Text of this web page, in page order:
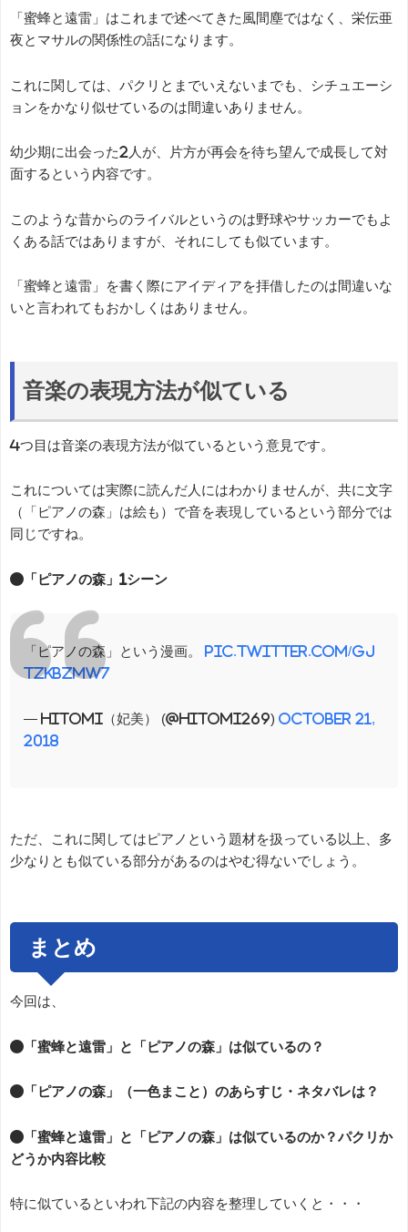
「蜜蜂と遠雷」はこれまで述べてきた風間塵ではなく、栄伝亜
夜とマサルの関係性の話になります。
これに関しては、パクリとまでいえないまでも、シチュエーシ
ョンをかなり似せているのは間違いありません。
幼少期に出会った2人が、片方が再会を待ち望んで成長して対
面するという内容です。
このような昔からのライバルというのは野球やサッカーでもよ
くある話ではありますが、それにしても似ています。
「蜜蜂と遠雷」を書く際にアイディアを拝借したのは間違いな
いと言われてもおかしくはありません。
音楽の表現方法が似ている
4つ目は音楽の表現方法が似ているという意見です。
これについては実際に読んだ人にはわかりませんが、共に文字
（「ピアノの森」は絵も）で音を表現しているという部分では
同じですね。
●「ピアノの森」1シーン
「ピアノの森」という漫画。 pic.twitter.com/Gj
tzKBZMW7
— hitomi（妃美） (@hitomi269) October 21,
2018
ただ、これに関してはピアノという題材を扱っている以上、多
少なりとも似ている部分があるのはやむ得ないでしょう。
まとめ
今回は、
●「蜜蜂と遠雷」と「ピアノの森」は似ているの？
●「ピアノの森」（一色まこと）のあらすじ・ネタバレは？
●「蜜蜂と遠雷」と「ピアノの森」は似ているのか？パクリか
どうか内容比較
特に似ているといわれ下記の内容を整理していくと・・・